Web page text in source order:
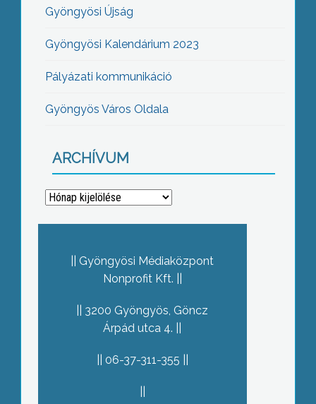
Gyöngyösi Újság
Gyöngyösi Kalendárium 2023
Pályázati kommunikáció
Gyöngyös Város Oldala
ARCHÍVUM
Archívum
Gyöngyösi Médiaközpont
Nonprofit Kft.
3200 Gyöngyös, Göncz
Árpád utca 4.
06-37-311-355